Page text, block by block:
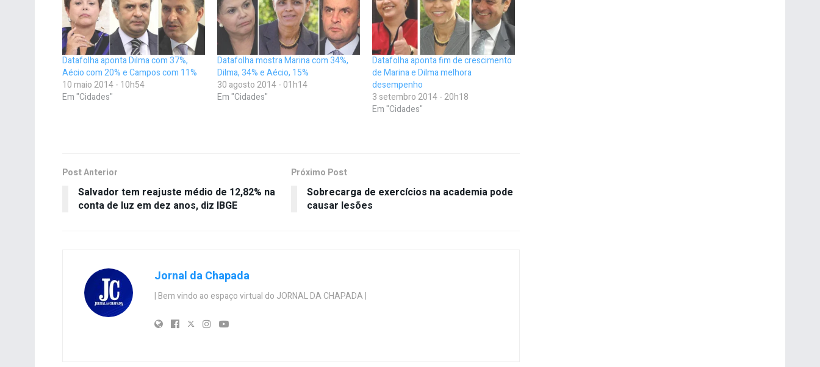
Datafolha aponta Dilma com 37%,
Aécio com 20% e Campos com 11%
10 maio 2014 - 10h54
Em "Cidades"
Datafolha mostra Marina com 34%,
Dilma, 34% e Aécio, 15%
30 agosto 2014 - 01h14
Em "Cidades"
Datafolha aponta fim de crescimento
de Marina e Dilma melhora
desempenho
3 setembro 2014 - 20h18
Em "Cidades"
Post Anterior
Salvador tem reajuste médio de 12,82% na
conta de luz em dez anos, diz IBGE
Próximo Post
Sobrecarga de exercícios na academia pode
causar lesões
Jornal da Chapada
| Bem vindo ao espaço virtual do JORNAL DA CHAPADA |